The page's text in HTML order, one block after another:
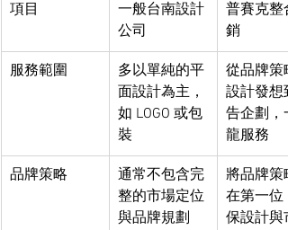
項目
一般台南設計
公司
普賽克整
銷
服務範圍
多以單純的平
面設計為主，
如 LOGO 或包
裝
從品牌策
設計發想
告企劃，
龍服務
品牌策略
通常不包含完
整的市場定位
與品牌規劃
將品牌策
在第一位
保設計與